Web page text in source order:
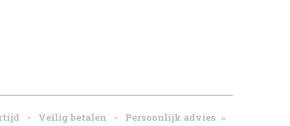
- Veilig betalen - Persoonlijk advies »